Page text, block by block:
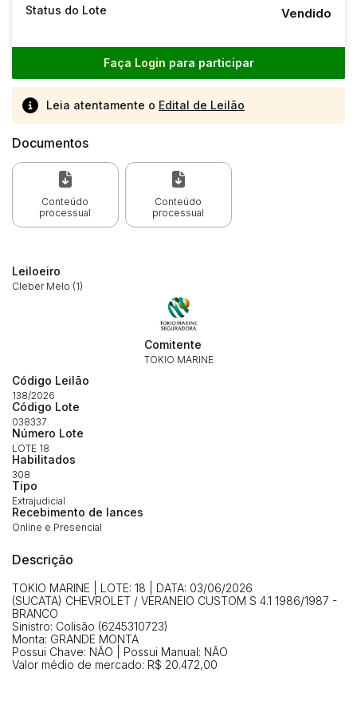
Status do Lote Vendido
Faça Login para participar
Leia atentamente o Edital de Leilão
Documentos
Conteúdo
processual
Conteúdo
processual
Leiloeiro
Cleber Melo (1)
Comitente
TOKIO MARINE
Código Leilão
138/2026
Código Lote
038337
Número Lote
LOTE 18
Habilitados
308
Tipo
Extrajudicial
Recebimento de lances
Online e Presencial
Descrição
TOKIO MARINE | LOTE: 18 | DATA: 03/06/2026
(SUCATA) CHEVROLET / VERANEIO CUSTOM S 4.1 1986/1987 -
BRANCO
Sinistro: Colisão (6245310723)
Monta: GRANDE MONTA
Possui Chave: NÃO | Possui Manual: NÃO
Valor médio de mercado: R$ 20.472,00
Envie sua Proposta
(Art. 895, CPC)
Histórico de Propostas
Data
Clique aqui para fazer login
Habilite-se para efetuar lances ou